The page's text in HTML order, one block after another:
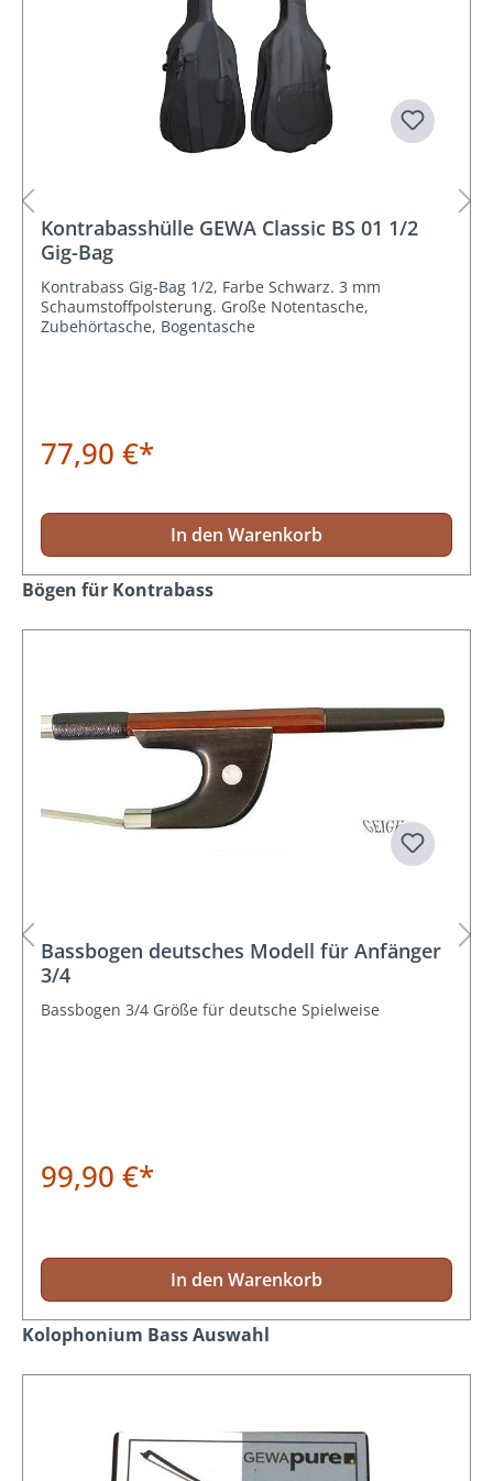
Kontrabasshülle GEWA Classic BS 01 1/2
Gig-Bag
Kontrabass Gig-Bag 1/2, Farbe Schwarz. 3 mm
Schaumstoffpolsterung. Große Notentasche,
Zubehörtasche, Bogentasche
77,90 €*
In den Warenkorb
Produktgalerie überspringen
Bögen für Kontrabass
Bassbogen deutsches Modell für Anfänger
3/4
Bassbogen 3/4 Größe für deutsche Spielweise
99,90 €*
In den Warenkorb
Produktgalerie überspringen
Kolophonium Bass Auswahl